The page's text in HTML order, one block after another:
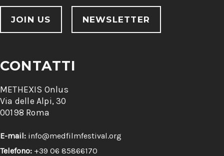
JOIN US NEWSLETTER
CONTATTI
METHEXIS Onlus
Via delle Alpi, 30
00198 Roma
E-mail: info@medfilmfestival.org
Telefono: +39 06 85866170